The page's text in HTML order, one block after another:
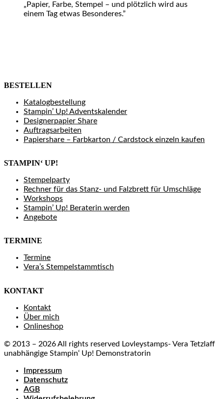
„Papier, Farbe, Stempel – und plötzlich wird aus
einem Tag etwas Besonderes.”
BESTELLEN
Katalogbestellung
Stampin’ Up! Adventskalender
Designerpapier Share
Auftragsarbeiten
Papiershare – Farbkarton / Cardstock einzeln kaufen
STAMPIN‘ UP!
Stempelparty
Rechner für das Stanz- und Falzbrett für Umschläge
Workshops
Stampin’ Up! Beraterin werden
Angebote
TERMINE
Termine
Vera’s Stempelstammtisch
KONTAKT
Kontakt
Über mich
Onlineshop
© 2013 – 2026 All rights reserved Lovleystamps- Vera Tetzlaff
unabhängige Stampin‘ Up! Demonstratorin
Impressum
Datenschutz
AGB